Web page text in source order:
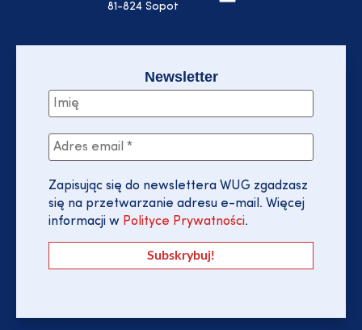
81-824 Sopot
Newsletter
Zapisując się do newslettera WUG zgadzasz
się na przetwarzanie adresu e-mail. Więcej
informacji w Polityce Prywatności.